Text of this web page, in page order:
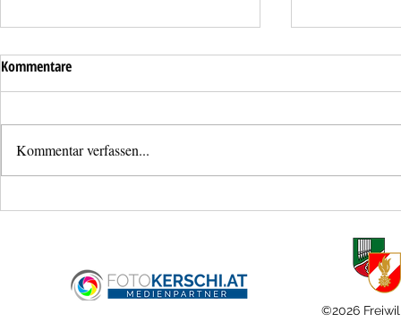
Brandmeldealarm im
Kommentare
Kommentar verfassen...
©2026